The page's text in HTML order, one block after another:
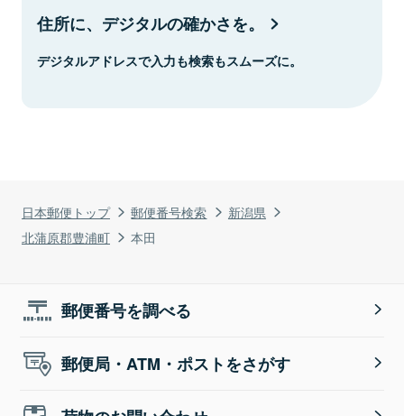
日本郵便トップ 郵便番号検索
新潟県
北蒲原郡豊浦町
本田
住所に、デジタルの確かさを。
デジタルアドレスで入力も検索もスムーズに。
郵便番号を調べる
郵便局・ATM・ポストをさがす